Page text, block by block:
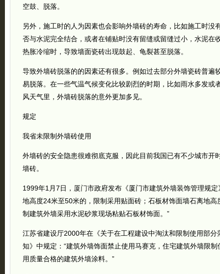
空鼓、脱落。
另外，施工时的人为因素也会影响外墙砖的寿命，比如施工时没
否与水泥完全结合，或者在铺贴时没有留缝或留缝过小，水泥在
热胀冷缩时，导致墙面瓷砖出现鼓起、龟裂甚至脱落。
导致外墙砖脱落的的因素还有很多。例如过去部分外墙瓷砖普遍
易脱落。在一些气温气候变化比较剧烈的时期，比如雨水多发或
风天气里，外墙砖脱落的意外更加多见。
规定
我省未限制外墙砖使用
外墙砖的安全隐患很难彻底克服，因此目前我国已有不少城市开
墙砖。
1999年1月7日， 厦门市政府发布《厦门市建筑外墙装饰管理规定
地高度24米至50米的，限制采用贴面砖；石板材饰面墙石离地高
制建筑外墙采用水泥砂浆现场粘贴石板材饰面。”
江苏省建设厅2000年在《关于在工程建设中淘汰和限制使用部分
知》中规定：“建筑外墙饰面禁止使用马赛克，住宅建筑外墙限
用质量合格的建筑外墙涂料。”